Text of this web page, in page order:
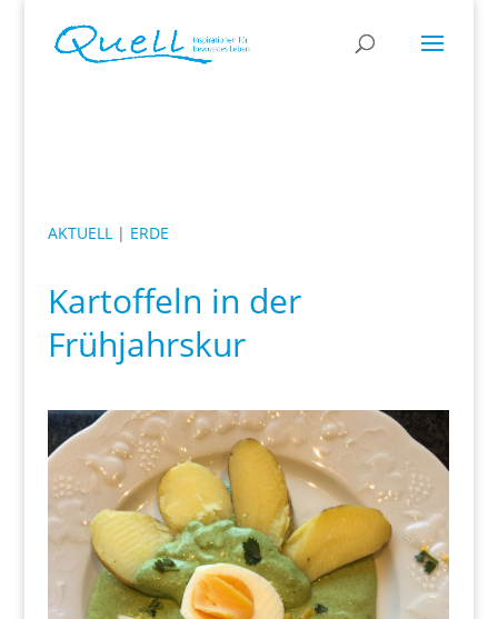
AKTUELL| ERDE
Kartoffeln in der
Frühjahrskur